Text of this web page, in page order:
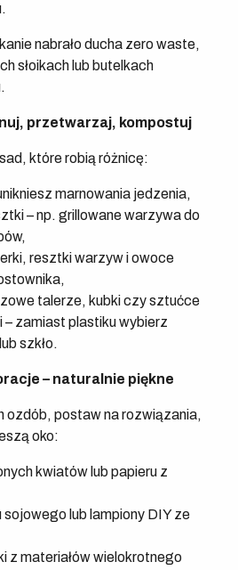
nabrało ducha zero waste,
słoikach lub butelkach
przetwarzaj, kompostuj
które robią różnicę:
marnowania jedzenia,
– np. grillowane warzywa do
resztki warzyw i owoce
talerze, kubki czy sztućce
– zamiast plastiku wybierz
szkło.
– naturalnie piękne
ozdób, postaw na rozwiązania,
oko:
kwiatów lub papieru z
lub lampiony DIY ze
z materiałów wielokrotnego